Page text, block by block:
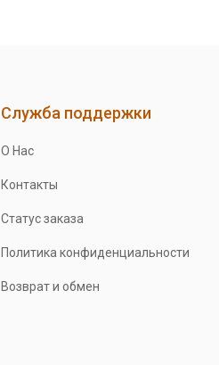
Служба поддержки
О Нас
Контакты
Статус заказа
Политика конфиденциальности
Возврат и обмен